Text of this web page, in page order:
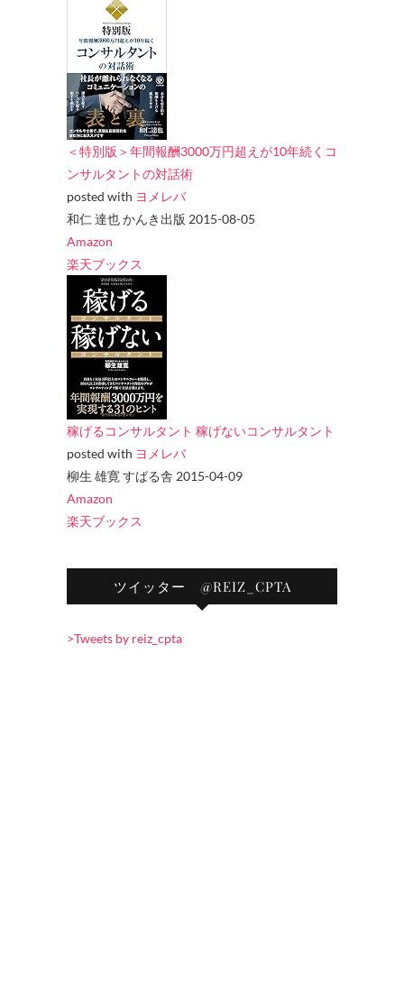
＜特別版＞年間報酬3000万円超えが10年続くコ
ンサルタントの対話術
posted with ヨメレバ
和仁 達也 かんき出版 2015-08-05
Amazon
楽天ブックス
稼げるコンサルタント 稼げないコンサルタント
posted with ヨメレバ
柳生 雄寛 すばる舎 2015-04-09
Amazon
楽天ブックス
ツイッター @REIZ_CPTA
>Tweets by reiz_cpta